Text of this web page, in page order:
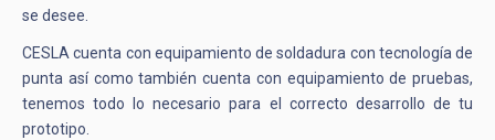
se desee.
CESLA cuenta con equipamiento de soldadura con tecnología de
punta así como también cuenta con equipamiento de pruebas,
tenemos todo lo necesario para el correcto desarrollo de tu
prototipo.